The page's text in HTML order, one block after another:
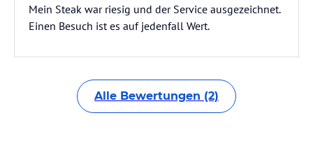
Mein Steak war riesig und der Service ausgezeichnet.
Einen Besuch ist es auf jedenfall Wert.
Alle Bewertungen (2)